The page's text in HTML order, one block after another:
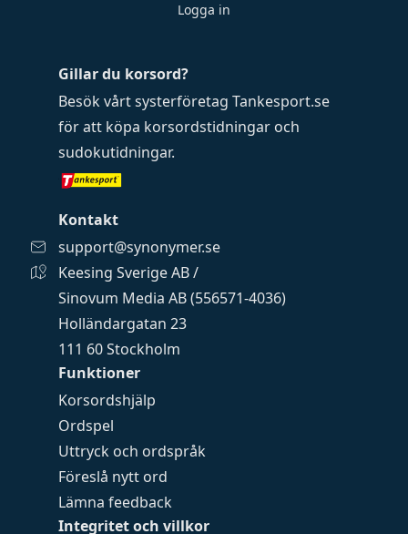
Funktioner
Korsordshjälp
Ordspel
Uttryck och ordspråk
Föreslå nytt ord
Lämna feedback
Integritet och villkor
Gillar du korsord?
Besök vårt systerföretag Tankesport.se
för att köpa korsordstidningar och
sudokutidningar.
Kontakt
support@synonymer.se
Keesing Sverige AB /
Sinovum Media AB (556571-4036)
Holländargatan 23
111 60 Stockholm
Logga in